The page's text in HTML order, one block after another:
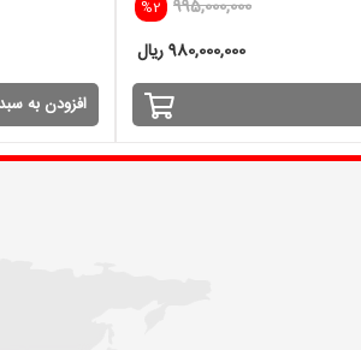
%2 995,000,000
980,000,000 ریال
افزودن به